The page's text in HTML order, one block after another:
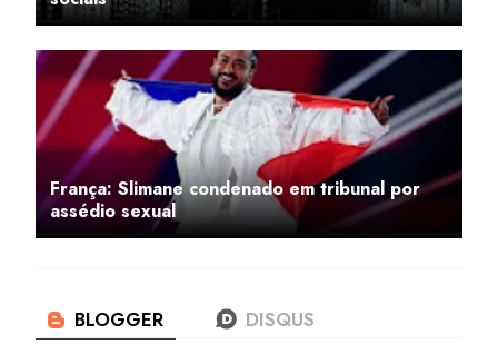
França: Slimane condenado em tribunal por
assédio sexual